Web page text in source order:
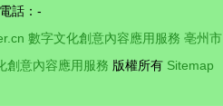
電話：-
數字文化創意內容應用服務 亳州市
創意內容應用服務 版權所有 Sitemap